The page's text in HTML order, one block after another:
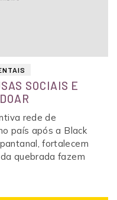
SOCIAIS E
rede de
país após a Black
fortalecem
quebrada fazem